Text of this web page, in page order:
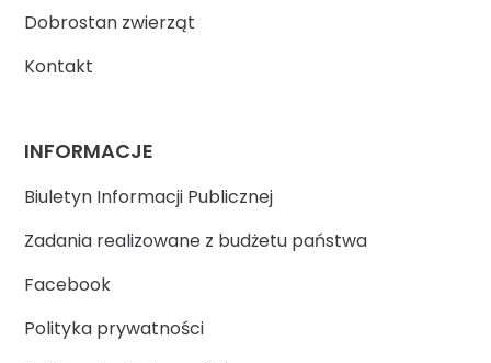
Dobrostan zwierząt
Kontakt
INFORMACJE
Biuletyn Informacji Publicznej
Zadania realizowane z budżetu państwa
Facebook
Polityka prywatności